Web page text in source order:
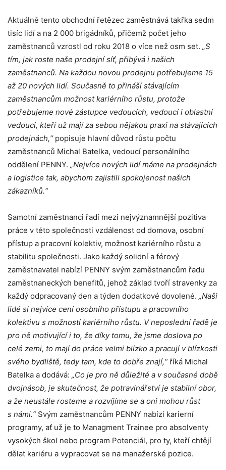
Aktuálně tento obchodní řetězec zaměstnává takřka sedm
tisíc lidí a na 2 000 brigádníků, přičemž počet jeho
zaměstnanců vzrostl od roku 2018 o více než osm set. „S
tím, jak roste naše prodejní síť, přibývá i našich
zaměstnanců. Na každou novou prodejnu potřebujeme 15
až 20 nových lidí. Současně to přináší stávajícím
zaměstnancům možnost kariérního růstu, protože
potřebujeme nové zástupce vedoucích, vedoucí i oblastní
vedoucí, kteří už mají za sebou nějakou praxi na stávajících
prodejnách,“ popisuje hlavní důvod růstu počtu
zaměstnanců Michal Batelka, vedoucí personálního
oddělení PENNY. „Nejvíce nových lidí máme na prodejnách
a logistice tak, abychom zajistili spokojenost našich
zákazníků.“
Samotní zaměstnanci řadí mezi nejvýznamnější pozitiva
práce v této společnosti vzdálenost od domova, osobní
přístup a pracovní kolektiv, možnost kariérního růstu a
stabilitu společnosti. Jako každý solidní a férový
zaměstnavatel nabízí PENNY svým zaměstnancům řadu
zaměstnaneckých benefitů, jehož základ tvoří stravenky za
každý odpracovaný den a týden dodatkové dovolené. „Naši
lidé si nejvíce cení osobního přístupu a pracovního
kolektivu s možností kariérního růstu. V neposlední řadě je
pro ně motivující i to, že díky tomu, že jsme doslova po
celé zemi, to mají do práce velmi blízko a pracují v blízkosti
svého bydliště, tedy tam, kde to dobře znají,“říká Michal
Batelka a dodává: „Co je pro ně důležité a v současné době
dvojnásob, je skutečnost, že potravinářství je stabilní obor,
a že neustále rosteme a rozvíjíme se a oni mohou růst
s námi.“ Svým zaměstnancům PENNY nabízí karierní
programy, ať už je to Managment Trainee pro absolventy
vysokých škol nebo program Potenciál, pro ty, kteří chtějí
dělat kariéru a vypracovat se na manažerské pozice.